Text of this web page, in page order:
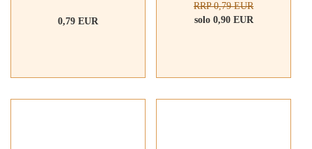
0,79 EUR
RRP 0,79 EUR
solo 0,90 EUR